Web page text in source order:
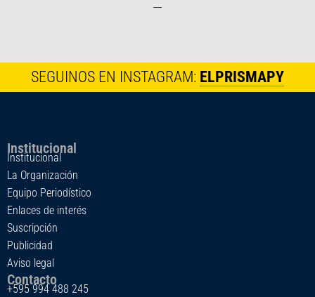
----
SEGUINOS EN INSTAGRAM: ELPRISMAPY
Institucional
Institucional
La Organización
Equipo Periodístico
Enlaces de interés
Suscripción
Publicidad
Aviso legal
Contacto
+595 994 488 245